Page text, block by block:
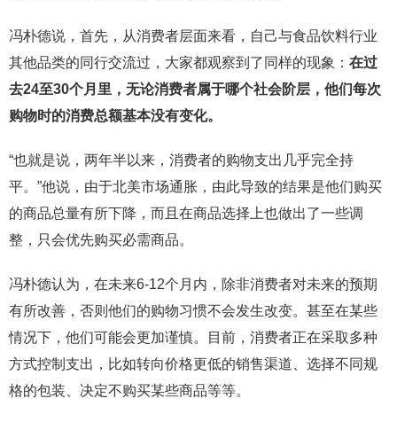
冯朴德说，首先，从消费者层面来看，自己与食品饮料行业
其他品类的同行交流过，大家都观察到了同样的现象： 在过
去24至30个月里，无论消费者属于哪个社会阶层，他们每次
购物时的消费总额基本没有变化。
“也就是说，两年半以来，消费者的购物支出几乎完全持
平。”他说，由于北美市场通胀，由此导致的结果是他们购买
的商品总量有所下降，而且在商品选择上也做出了一些调
整，只会优先购买必需商品。
冯朴德认为，在未来6-12个月内，除非消费者对未来的预期
有所改善，否则他们的购物习惯不会发生改变。甚至在某些
情况下，他们可能会更加谨慎。目前，消费者正在采取多种
方式控制支出，比如转向价格更低的销售渠道、选择不同规
格的包装、决定不购买某些商品等等。